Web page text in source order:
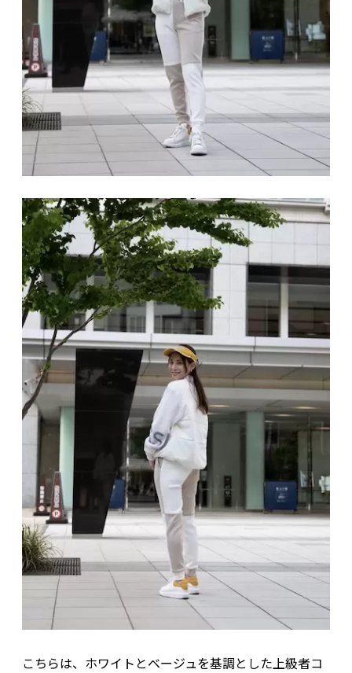
こちらは、ホワイトとベージュを基調とした上級者コ